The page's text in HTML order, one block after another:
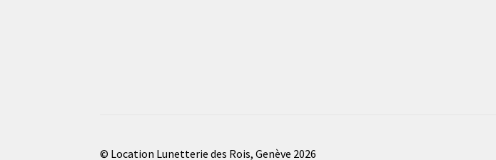
© Location Lunetterie des Rois, Genève 2026